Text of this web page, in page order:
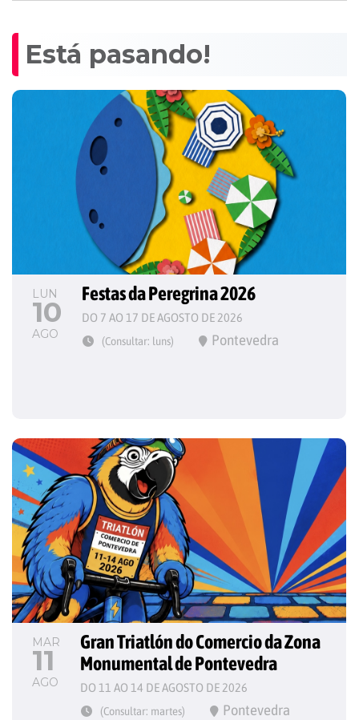
Está pasando!
LUN
10
AGO
Festas da Peregrina 2026
DO 7 AO 17 DE AGOSTO DE 2026
(Consultar: luns) Pontevedra
MAR
11
AGO
Gran Triatlón do Comercio da Zona
Monumental de Pontevedra
DO 11 AO 14 DE AGOSTO DE 2026
(Consultar: martes) Pontevedra